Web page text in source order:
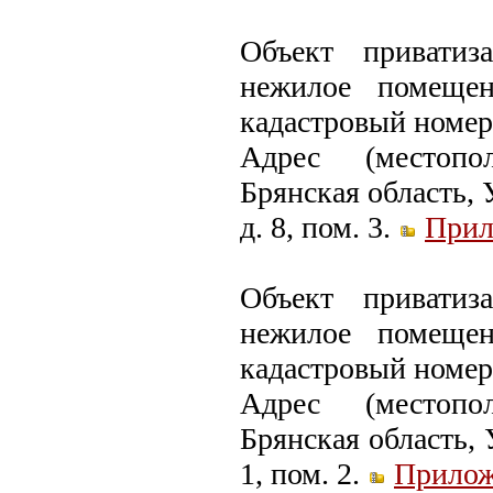
Объект
нежилое
кадастровый
Адрес
Брянская
д. 8, пом. 3.
Объект
нежилое
кадастровый
Адрес
Брянская
1, пом. 2.